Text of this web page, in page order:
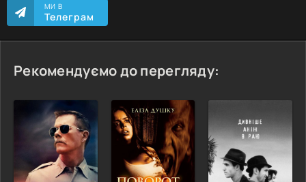
МИ В
Телеграм
Рекомендуємо до перегляду: